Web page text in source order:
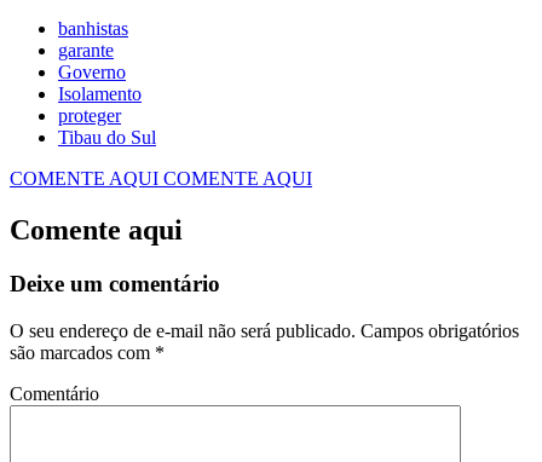
banhistas
garante
Governo
Isolamento
proteger
Tibau do Sul
COMENTE AQUI COMENTE AQUI
Comente aqui
Deixe um comentário
O seu endereço de e-mail não será publicado. Campos obrigatórios
são marcados com *
Comentário